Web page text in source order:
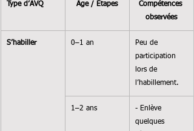
Type d’AVQ Âge / Étapes
Compétences
observées
S’habiller 0–1 an
Peu de
participation
lors de
l’habillement.
1–2 ans
- Enlève
quelques